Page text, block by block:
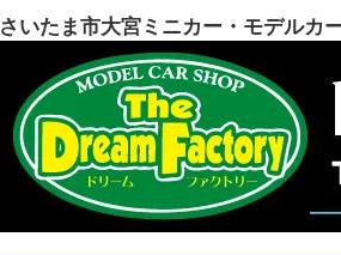
さいたま市大宮ミニカー・モデルカ